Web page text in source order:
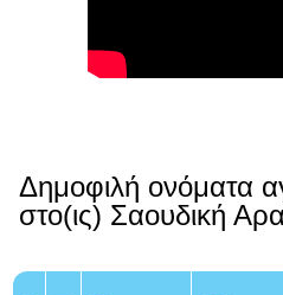
Δημοφιλή ονόματα
στο(ις) Σαουδική